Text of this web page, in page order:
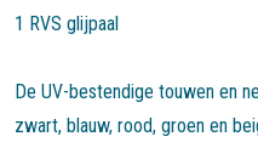
1 RVS glijpaal
De UV-bestendige touwen en
zwart, blauw, rood, groen en